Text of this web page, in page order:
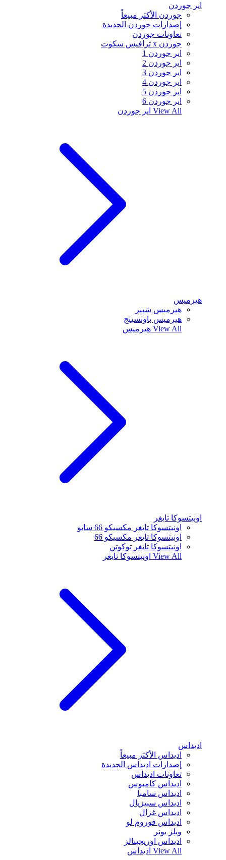
اير جوردن
جوردن الأكثر مبيعاً
إصدارات جوردن الجديدة
تعاونات جوردن
جوردن x ترافيس سكوت
اير جوردن 1
اير جوردن 2
اير جوردن 3
اير جوردن 4
اير جوردن 5
اير جوردن 6
View All اير جوردن
هيرميس
هيرميس شيبر
هيرميس باونسينج
View All هيرميس
اونيتسوكا تايغر
اونيتسوكا تايغر مكسيكو 66 سابو
اونيتسوكا تايغر مكسيكو 66
اونيتسوكا تايغر توكوتن
View All اونيتسوكا تايغر
اديداس
اديداس الأكثر مبيعاً
إصدارات اديداس الجديدة
تعاونات اديداس
اديداس كامبوس
اديداس سامبا
اديداس سبيزيال
اديداس غزال
اديداس فوروم لو
ويلز بونر
اديداس اوريجينالز
View All اديداس